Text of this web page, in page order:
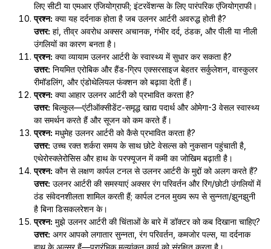
लिए सीटी या एमआर एंजियोग्राफी; इंटरवेंशन्स के लिए पारंपरिक एंजियोग्राफी।
प्रश्न: क्या यह दर्दनाक होता है जब उलनर आर्टरी अवरुद्ध होती है?
उत्तर: हां, तीव्र अवरोध अक्सर अचानक, गंभीर दर्द, ठंडक, और पीली या नीली
उंगलियों का कारण बनता है।
प्रश्न: क्या व्यायाम उलनर आर्टरी के स्वास्थ्य में सुधार कर सकता है?
उत्तर: नियमित एरोबिक और हैंड-ग्रिप एक्सरसाइज बेहतर सर्कुलेशन, वास्कुलर
रीमॉडलिंग, और एंडोथेलियल फंक्शन को बढ़ावा देती हैं।
प्रश्न: क्या आहार उलनर आर्टरी को प्रभावित करता है?
उत्तर: बिल्कुल—एंटीऑक्सीडेंट-समृद्ध खाद्य पदार्थ और ओमेगा-3 वेसल स्वास्थ्य
का समर्थन करते हैं और सूजन को कम करते हैं।
प्रश्न: मधुमेह उलनर आर्टरी को कैसे प्रभावित करता है?
उत्तर: उच्च रक्त शर्करा समय के साथ छोटे वेसल्स को नुकसान पहुंचाती है,
एथेरोस्क्लेरोसिस और हाथ के परफ्यूजन में कमी का जोखिम बढ़ाती है।
प्रश्न: कौन से लक्षण कार्पल टनल से उलनर आर्टरी के मुद्दों को अलग करते हैं?
उत्तर: उलनर आर्टरी की समस्याएं अक्सर रंग परिवर्तन और रिंग/छोटी उंगलियों में
ठंड संवेदनशीलता शामिल करती हैं; कार्पल टनल मुख्य रूप से सुन्नता/झुनझुनी
है बिना डिसकलरेशन के।
प्रश्न: मुझे उलनर आर्टरी की चिंताओं के बारे में डॉक्टर को कब दिखाना चाहिए?
उत्तर: अगर आपको लगातार सुन्नता, रंग परिवर्तन, कमजोर पल्स, या दर्दनाक
हाथ के अल्सर हैं—प्रारंभिक मूल्यांकन कार्य को संरक्षित करता है।